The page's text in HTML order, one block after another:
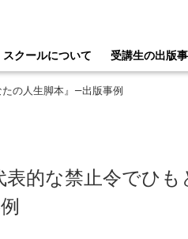
スクールについて 受講生の出版
の人生脚本』―出版事例
表的な禁止令でひ